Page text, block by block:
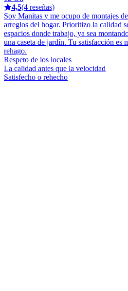
4,5(4 reseñas)
Soy Manitas y me ocupo de montajes
arreglos del hogar. Prioritizo la calidad
espacios donde trabajo, ya sea
una caseta de jardín. Tu satisfacción
rehago.
Respeto de los locales
La calidad antes que la velocidad
Satisfecho o rehecho